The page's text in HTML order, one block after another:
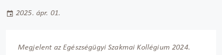
2025. ápr. 01.
Megjelent az Egészségügyi Szakmai Kollégium 2024.